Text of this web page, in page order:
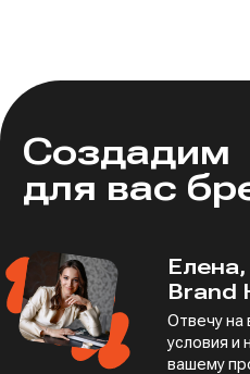
Создадим
для вас
Brand
Отвечу на
условия и
вашему